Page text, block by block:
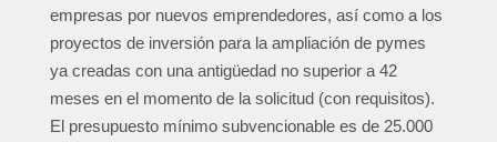
empresas por nuevos emprendedores, así como a los
proyectos de inversión para la ampliación de pymes
ya creadas con una antigüedad no superior a 42
meses en el momento de la solicitud (con requisitos).
El presupuesto mínimo subvencionable es de 25.000